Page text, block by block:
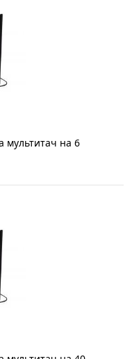
мультитач на 6